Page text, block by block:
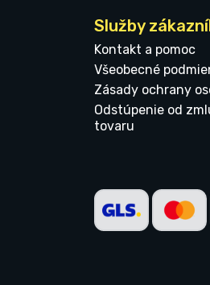
Služby
Kontakt a pomoc
Všeobecné
Zásady ochrany
Odstúpenie od
tovaru